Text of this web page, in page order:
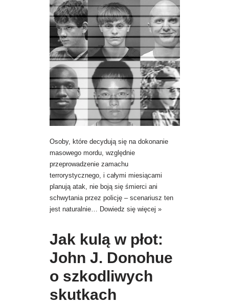
Osoby, które decydują się na dokonanie
masowego mordu, względnie
przeprowadzenie zamachu
terrorystycznego, i całymi miesiącami
planują atak, nie boją się śmierci ani
schwytania przez policję – scenariusz ten
jest naturalnie… Dowiedz się więcej »
Jak kulą w płot:
John J. Donohue
o szkodliwych
skutkach